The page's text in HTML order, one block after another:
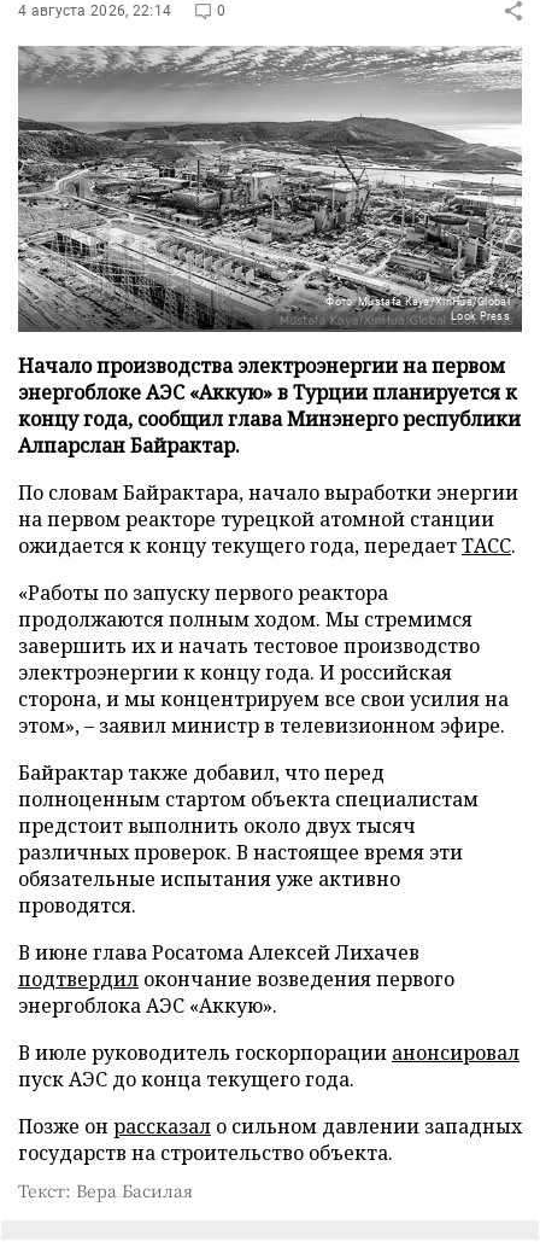
4 августа 2026, 22:14 0
Фото: Mustafa Kaya/XinHua/Global
Look Press
Начало производства электроэнергии на первом
энергоблоке АЭС «Аккую» в Турции планируется к
концу года, сообщил глава Минэнерго республики
Алпарслан Байрактар.
По словам Байрактара, начало выработки энергии
на первом реакторе турецкой атомной станции
ожидается к концу текущего года, передаетТАСС.
«Работы по запуску первого реактора
продолжаются полным ходом. Мы стремимся
завершить их и начать тестовое производство
электроэнергии к концу года. И российская
сторона, и мы концентрируем все свои усилия на
этом», – заявил министр в телевизионном эфире.
Байрактар также добавил, что перед
полноценным стартом объекта специалистам
предстоит выполнить около двух тысяч
различных проверок. В настоящее время эти
обязательные испытания уже активно
проводятся.
В июне глава Росатома Алексей Лихачев
подтвердил окончание возведения первого
энергоблока АЭС «Аккую».
В июле руководитель госкорпорации анонсировал
пуск АЭС до конца текущего года.
Позже он рассказал о сильном давлении западных
государств на строительство объекта.
Текст: Вера Басилая